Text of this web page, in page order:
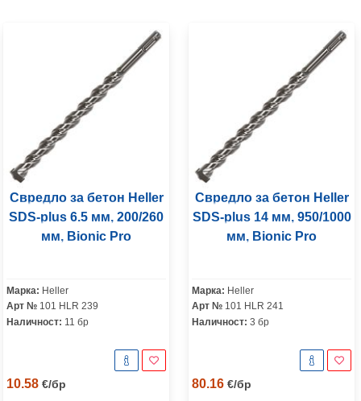
Свредло за бетон Heller
SDS-plus 6.5 мм, 200/260
мм, Bionic Pro
Марка: Heller
Арт № 101 HLR 239
Наличност: 11 бр
10.58 €/бр
Свредло за бетон Heller
SDS-plus 14 мм, 950/1000
мм, Bionic Pro
Марка: Heller
Арт № 101 HLR 241
Наличност: 3 бр
80.16 €/бр